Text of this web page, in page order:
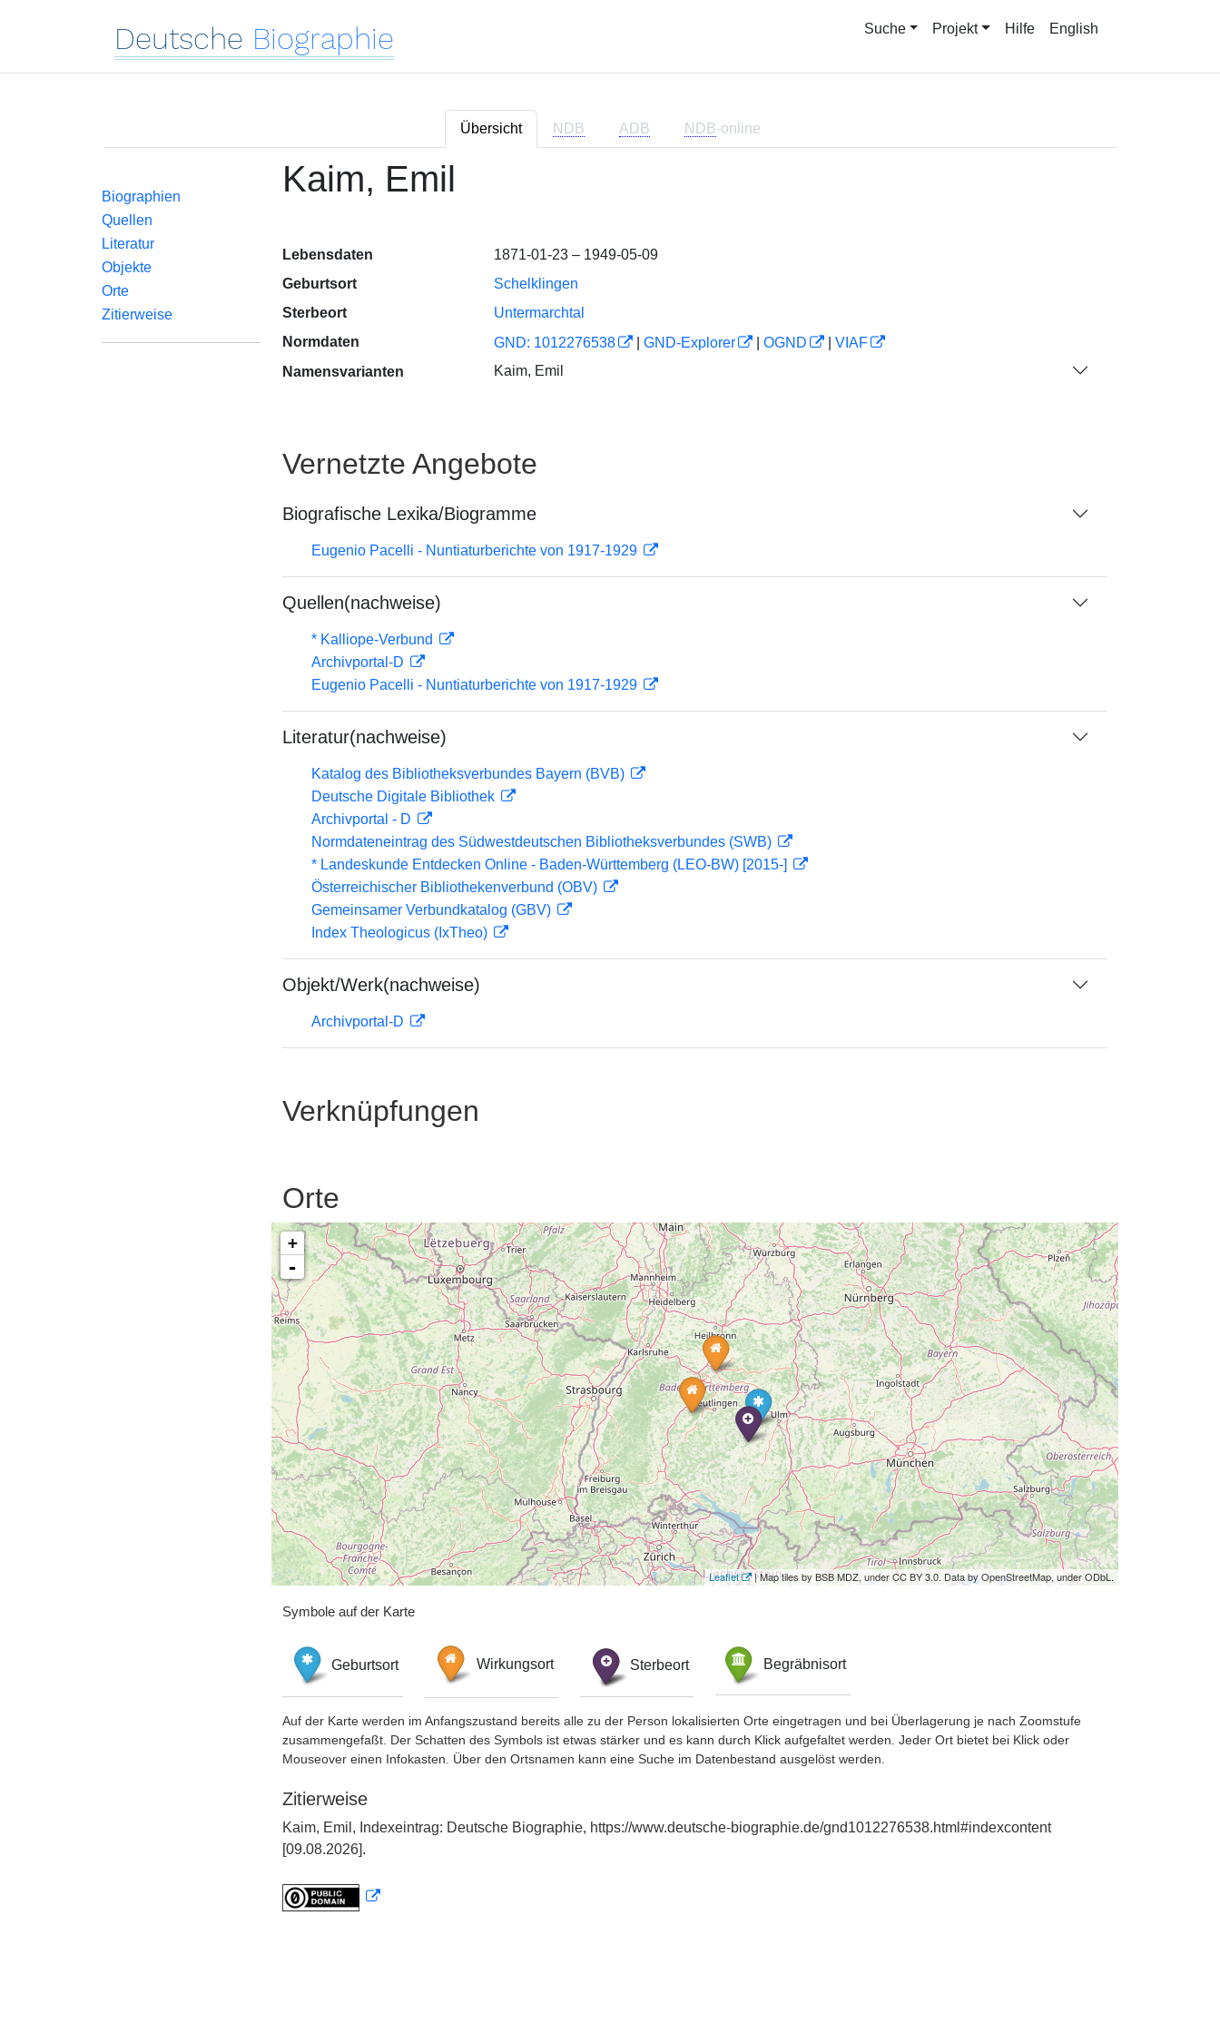
Deutsche Biographie Suche Projekt Hilfe English
Übersicht NDB ADB NDB-online
Biographien
Quellen
Literatur
Objekte
Orte
Zitierweise
Kaim, Emil
Lebensdaten
1871-01-23 – 1949-05-09
Geburtsort
Schelklingen
Sterbeort
Untermarchtal
Normdaten
GND: 1012276538 GND-Explorer OGND
VIAF
Namensvarianten
Kaim, Emil
Vernetzte Angebote
Biografische Lexika/Biogramme
Eugenio Pacelli - Nuntiaturberichte von 1917-1929
Quellen(nachweise)
* Kalliope-Verbund
Archivportal-D
Eugenio Pacelli - Nuntiaturberichte von 1917-1929
Literatur(nachweise)
Katalog des Bibliotheksverbundes Bayern (BVB)
Deutsche Digitale Bibliothek
Archivportal - D
Normdateneintrag des Südwestdeutschen Bibliotheksverbundes (SWB)
* Landeskunde Entdecken Online - Baden-Württemberg (LEO-BW) [2015-]
Österreichischer Bibliothekenverbund (OBV)
Gemeinsamer Verbundkatalog (GBV)
Index Theologicus (IxTheo)
Objekt/Werk(nachweise)
Archivportal-D
Verknüpfungen
Orte
+
-
Leaflet | Map tiles by BSB MDZ, under CC BY 3.0. Data by OpenStreetMap, under ODbL.
Symbole auf der Karte
Geburtsort Wirkungsort Sterbeort Begräbnisort
Auf der Karte werden im Anfangszustand bereits alle zu der Person lokalisierten Orte eingetragen und bei Überlagerung je nach Zoomstufe
zusammengefaßt. Der Schatten des Symbols ist etwas stärker und es kann durch Klick aufgefaltet werden. Jeder Ort bietet bei Klick oder
Mouseover einen Infokasten. Über den Ortsnamen kann eine Suche im Datenbestand ausgelöst werden.
Zitierweise
Kaim, Emil, Indexeintrag: Deutsche Biographie, https://www.deutsche-biographie.de/gnd1012276538.html#indexcontent
[09.08.2026].